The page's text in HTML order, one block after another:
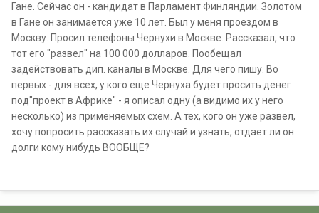
Гане. Сейчас он - кандидат в Парламент Финляндии. Золотом
в Гане он занимается уже 10 лет. Был у меня проездом в
Москву. Просил телефоны Чернухи в Москве. Рассказал, что
тот его "развел" на 100 000 долларов. Пообещал
задействовать дип. каналы в Москве. Для чего пишу. Во
первых - для всех, у кого еще Чернуха будет просить денег
под"проект в Африке" - я описал одну (а видимо их у него
несколько) из применяемых схем. А тех, кого он уже развел,
хочу попросить рассказать их случай и узнать, отдает ли он
долги кому нибудь ВООБЩЕ?